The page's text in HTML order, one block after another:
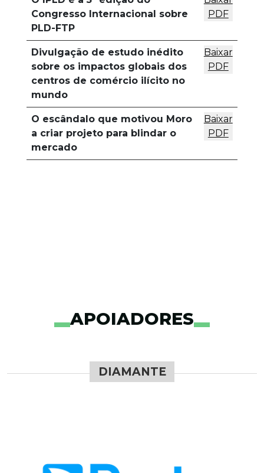
Congresso Internacional sobre
PLD-FTP
PDF
Divulgação de estudo inédito
sobre os impactos globais dos
centros de comércio ilícito no
mundo
Baixar
PDF
O escândalo que motivou Moro
a criar projeto para blindar o
mercado
Baixar
PDF
APOIADORES
DIAMANTE